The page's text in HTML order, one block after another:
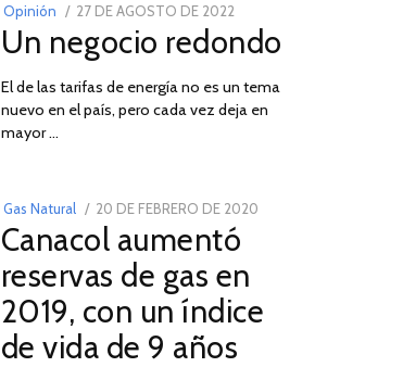
Opinión
POSTED
ON
27 DE AGOSTO DE 202230
DE
DE
2022
Un negocio redondo
El de las tarifas de energía no es un tema
nuevo en el país, pero cada vez deja en
mayor …
03
Gas Natural
POSTED
ON
20 DE FEBRERO DE 2020
2025
Canacol aumentó
reservas de gas en
2019, con un índice
de vida de 9 años